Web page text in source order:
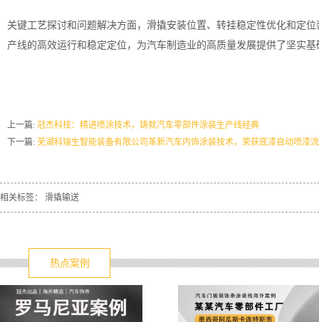
关键工艺探讨和问题解决方面，滑撬安装位置、转挂稳定性优化和定
产线的高效运行和稳定定位，为汽车制造业的高质量发展提供了坚实基
上一篇: 冠杰科技：精进喷涂技术，铸就汽车零部件涂装生产线经典
下一篇: 芜湖科瑞生智能装备有限公司革新汽车内饰涂装技术，荣获底漆自动喷漆
相关标签： 滑撬输送
热点案例